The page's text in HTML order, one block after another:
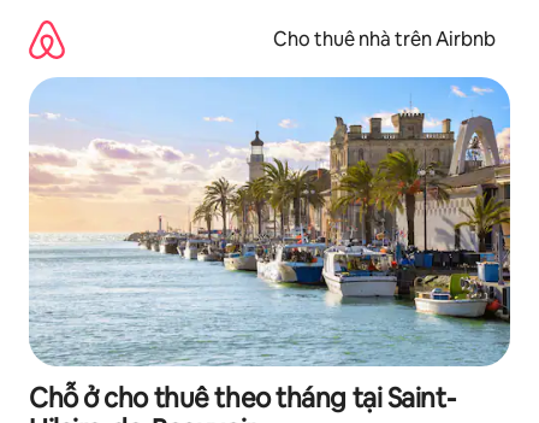
dung
Cho thuê nhà trên Airbnb
Chỗ ở cho thuê theo tháng tại Saint-